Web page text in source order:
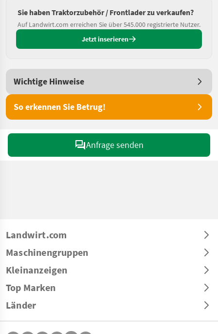
Sie haben Traktorzubehör / Frontlader zu verkaufen?
Auf Landwirt.com erreichen Sie über 545.000 registrierte Nutzer.
Jetzt inserieren
Wichtige Hinweise
So erkennen Sie Betrug!
Anfrage senden
Landwirt.com
Maschinengruppen
Kleinanzeigen
Top Marken
Länder